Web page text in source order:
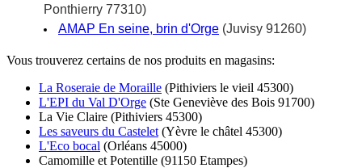
Ponthierry 77310)
AMAP En seine, brin d'Orge (Juvisy 91260)
Vous trouverez certains de nos produits en magasins:
La Roseraie de Moraille (Pithiviers le vieil 45300)
L'EPI du Val D'Orge (Ste Geneviève des Bois 91700)
La Vie Claire (Pithiviers 45300)
Les saveurs du Castelet (Yèvre le châtel 45300)
L'Eco bocal (Orléans 45000)
Camomille et Potentille (91150 Etampes)